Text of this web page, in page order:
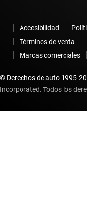
Accesibilidad
Términos de venta
Marcas comerciales
© Derechos de auto 1995-
Incorporated. Todos los